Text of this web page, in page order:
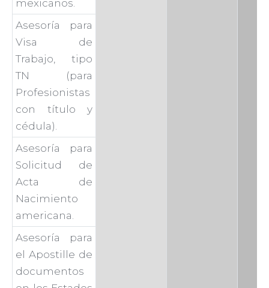
mexicanos.
Asesoría para
Visa de
Trabajo, tipo
TN (para
Profesionistas
con título y
cédula).
Asesoría para
Solicitud de
Acta de
Nacimiento
americana.
Asesoría para
el Apostille de
documentos